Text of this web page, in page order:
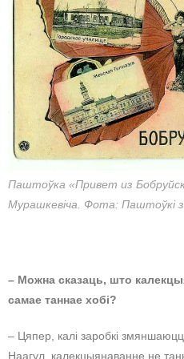
Паштоўка «Привет из
Мурашкевіча. Фота: Паштоўкі
– Можна сказаць, што
самае таннае хобі?
– Цяпер, калі заробкі
Наагул, калекцыянаванне не